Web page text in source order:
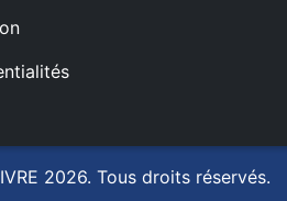
2026. Tous droits réservés.